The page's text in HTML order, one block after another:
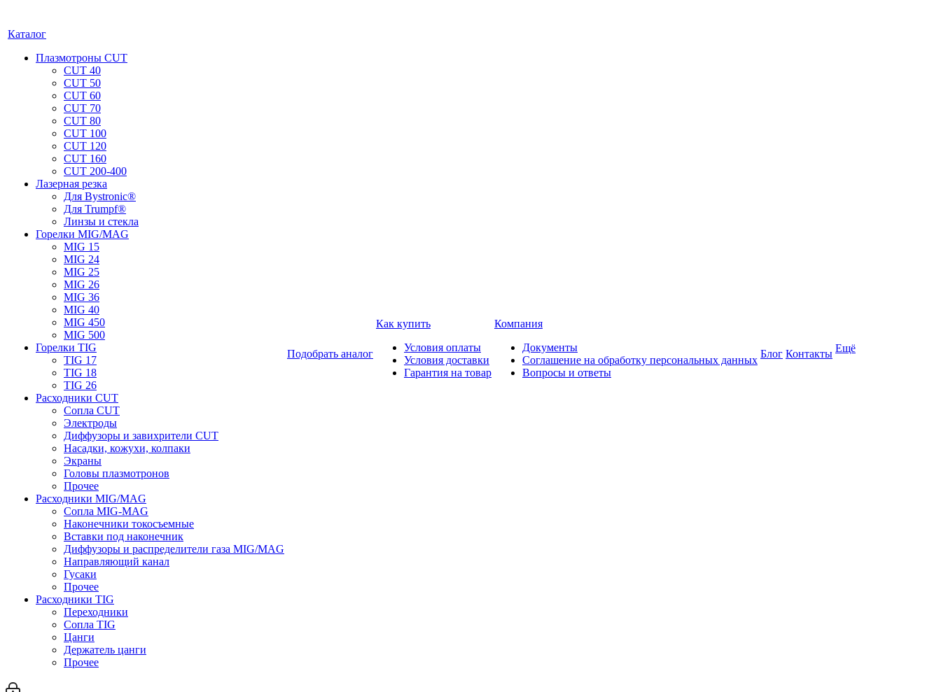
Каталог
Плазмотроны CUT
CUT 40
CUT 50
CUT 60
CUT 70
CUT 80
CUT 100
CUT 120
CUT 160
CUT 200-400
Лазерная резка
Для Bystronic®
Для Trumpf®
Линзы и стекла
Горелки MIG/MAG
MIG 15
MIG 24
MIG 25
MIG 26
MIG 36
MIG 40
MIG 450
MIG 500
Горелки TIG
TIG 17
TIG 18
TIG 26
Расходники CUT
Сопла CUT
Электроды
Диффузоры и завихрители CUT
Насадки, кожухи, колпаки
Экраны
Головы плазмотронов
Прочее
Расходники MIG/MAG
Сопла MIG-MAG
Наконечники токосъемные
Вставки под наконечник
Диффузоры и распределители газа MIG/MAG
Направляющий канал
Гусаки
Прочее
Расходники TIG
Переходники
Сопла TIG
Цанги
Держатель цанги
Прочее
Подобрать аналог
Как купить
Условия оплаты
Условия доставки
Гарантия на товар
Компания
Документы
Соглашение на обработку персональных данных
Вопросы и ответы
Блог Контакты Ещё